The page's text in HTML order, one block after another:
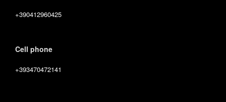
+390412960425
Cell phone
+393470472141